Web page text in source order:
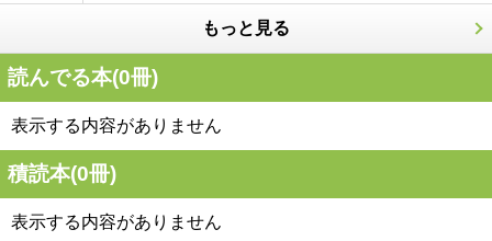
もっと見る
読んでる本(0冊)
表示する内容がありません
積読本(0冊)
表示する内容がありません